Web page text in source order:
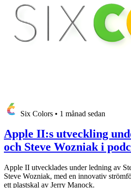
Six Colors • 1 månad sedan
Apple II:s utveckling
och Steve Wozniak i
Apple II utvecklades under ledning av
Steve Wozniak, med en innovativ
ett plastskal av Jerry Manock.